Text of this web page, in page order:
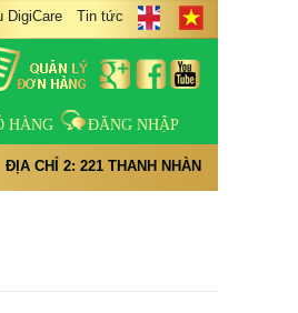
DigiCare Tin tức
HÀNG ĐĂNG NHẬP
ĐỊA CHỈ 2: 221 THANH NHÀN